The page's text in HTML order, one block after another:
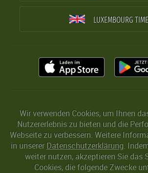
LUXEMBOURG
Wir verwenden Cookies, um Ihnen
Nutzererlebnis zu bieten und die
Webseite zu verbessern. Weitere
in unserer Datenschutzerklärung.
weiter nutzen, akzeptieren Sie das
Cookies, die folgende Zwecke